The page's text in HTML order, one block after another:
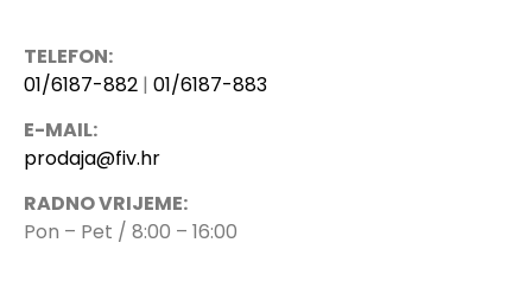
TELEFON:
01/6187-882 | 01/6187-883
E-MAIL:
prodaja@fiv.hr
RADNO VRIJEME:
Pon – Pet / 8:00 – 16:00